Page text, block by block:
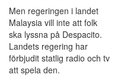
Men regeringen i landet
Malaysia vill inte att folk
ska lyssna på Despacito.
Landets regering har
förbjudit statlig radio och tv
att spela den.